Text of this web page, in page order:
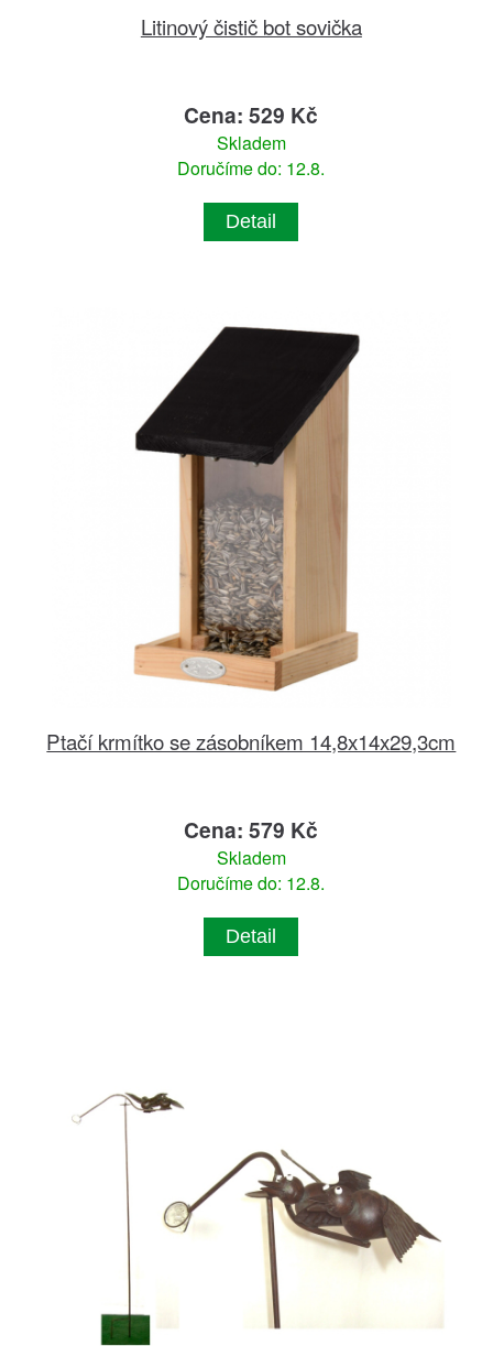
Litinový čistič bot sovička
Cena: 529 Kč
Skladem
Doručíme do: 12.8.
Detail
Ptačí krmítko se zásobníkem 14,8x14x29,3cm
Cena: 579 Kč
Skladem
Doručíme do: 12.8.
Detail